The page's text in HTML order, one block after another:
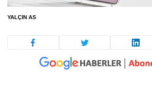
YALÇIN AS